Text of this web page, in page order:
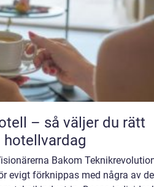
rätt
Bakom
evigt förknippas med några av de